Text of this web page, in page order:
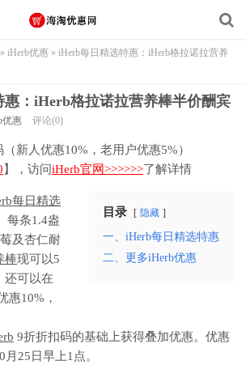
» iHerb优惠 » iHerb每日精选特惠：iHerb格拉诺拉营养
：iHerb格拉诺拉营养棒半价酬宾
优惠 评论(0)
新人优惠10%，老用户优惠5%）
】，访问iHerb官网>>>>>>了解详情
目录 隐藏
一、iHerb每日精选特惠
二、更多iHerb优惠
每日精选
每条1.4盎
及杏仁耐
棒现可以5
还可以在
惠10%，
9折折扣码的基础上获得叠加优惠。优惠
25日早上1点。